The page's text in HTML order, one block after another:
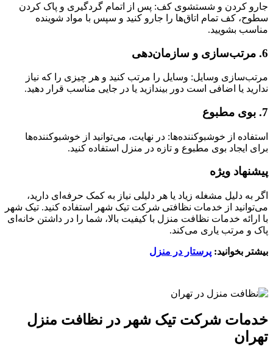
جارو کردن و شستشوی کف: پس از اتمام گردگیری و پاک کردن
سطوح، کف تمام اتاق‌ها را جارو کنید و سپس با مواد شوینده
مناسب بشویید.
6. مرتب‌سازی و سازمان‌دهی
مرتب‌سازی وسایل: وسایل را مرتب کنید و هر چیزی را که نیاز
ندارید یا اضافی است دور بیندازید یا در جایی مناسب قرار دهید.
7. بوی مطبوع
استفاده از خوشبوکننده‌ها: در نهایت، می‌توانید از خوشبوکننده‌ها
برای ایجاد بوی مطبوع و تازه در منزل استفاده کنید.
پیشنهاد ویژه
اگر به دلیل مشغله زیاد یا هر دلیلی نیاز به کمک حرفه‌ای دارید،
می‌توانید از خدمات نظافتی شرکت تیک شهر استفاده کنید. تیک شهر
با ارائه خدمات نظافت منزل با کیفیت بالا، شما را در داشتن خانه‌ای
پاک و مرتب یاری می‌کند.
بیشتر بخوانید: پرستار در منزل
خدمات شرکت تیک شهر در نظافت منزل
تهران